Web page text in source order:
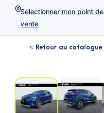
Sélectionner mon point de
vente
< Retour au catalogue